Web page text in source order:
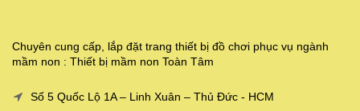
Chuyên cung cấp, lắp đặt trang thiết bị đồ chơi phục vụ ngành
mầm non : Thiết bị mầm non Toàn Tâm
Số 5 Quốc Lộ 1A – Linh Xuân – Thủ Đức - HCM